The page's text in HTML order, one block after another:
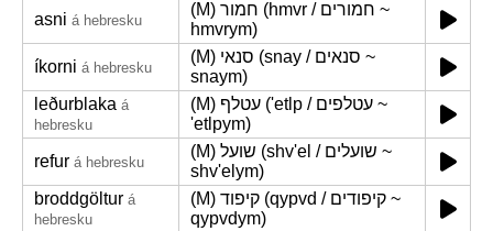
asni á hebresku
(M) חמור (hmvr / חמורים ~
hmvrym)
íkorni á hebresku
(M) סנאי (snay / סנאים ~
snaym)
leðurblaka á
hebresku
(M) עטלף ('etlp / עטלפים ~
'etlpym)
refur á hebresku
(M) שועל (shv'el / שועלים ~
shv'elym)
broddgöltur á
hebresku
(M) קיפוד (qypvd / קיפודים ~
qypvdym)